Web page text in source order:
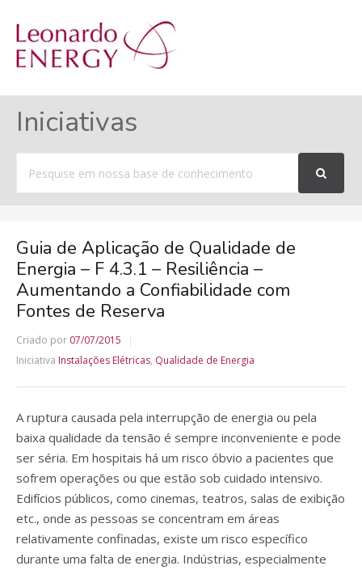
Iniciativas
por
Guia de Aplicação de Qualidade de
Energia – F 4.3.1 – Resiliência –
Aumentando a Confiabilidade com
Fontes de Reserva
Criado por 07/07/2015
Iniciativa Instalações Elétricas, Qualidade de Energia
A ruptura causada pela interrupção de energia ou pela
baixa qualidade da tensão é sempre inconveniente e pode
ser séria. Em hospitais há um risco óbvio a pacientes que
sofrem operações ou que estão sob cuidado intensivo.
Edifícios públicos, como cinemas, teatros, salas de exibição
etc., onde as pessoas se concentram em áreas
relativamente confinadas, existe um risco específico
durante uma falta de energia. Indústrias, especialmente